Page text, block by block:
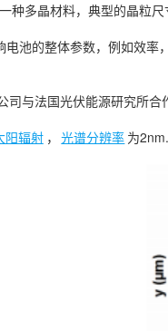
种多晶材料，典型的晶粒
电池的整体参数，例如效率
司与法国光伏能源研究所合
阳辐射 ， 光谱分辨率 为